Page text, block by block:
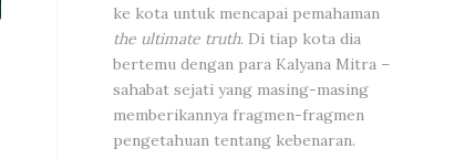
ke kota untuk mencapai pemahaman
the ultimate truth. Di tiap kota dia
bertemu dengan para Kalyana Mitra –
sahabat sejati yang masing-masing
memberikannya fragmen-fragmen
pengetahuan tentang kebenaran.